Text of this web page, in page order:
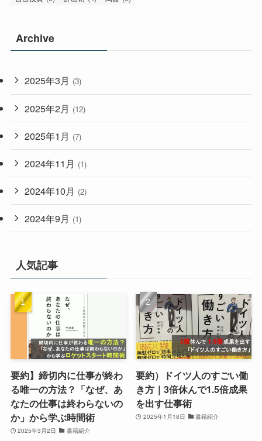
Archive
2025年3月 (3)
2025年2月 (12)
2025年1月 (7)
2024年11月 (1)
2024年10月 (2)
2024年9月 (1)
人気記事
要約】締切内に仕事が終わ
る唯一の方法？「なぜ、あ
なたの仕事は終わらないの
か」から学ぶ時間術
2025年3月2日 書籍紹介
要約）ドイツ人のすごい働
き方｜3倍休んで1.5倍成果
を出す仕事術
2025年1月18日 書籍紹介